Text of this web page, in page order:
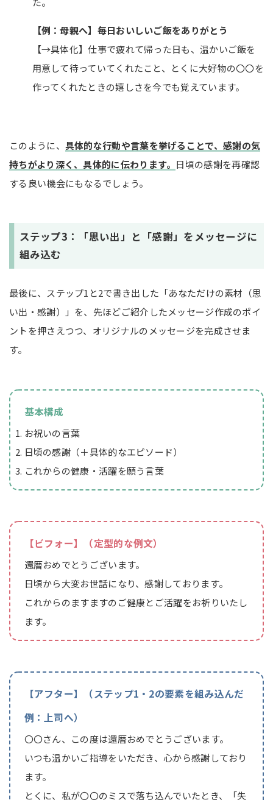
【例：母親へ】毎日おいしいご飯をありがとう
【→具体化】仕事で疲れて帰った日も、温かいご飯を
用意して待っていてくれたこと、とくに大好物の〇〇を
作ってくれたときの嬉しさを今でも覚えています。
このように、 具体的な行動や言葉を挙げることで、感謝の気
持ちがより深く、具体的に伝わります。 日頃の感謝を再確認
する良い機会にもなるでしょう。
ステップ3：「思い出」と「感謝」をメッセージに
組み込む
最後に、ステップ1と2で書き出した「あなただけの素材（思
い出・感謝）」を、先ほどご紹介したメッセージ作成のポイ
ントを押さえつつ、オリジナルのメッセージを完成させま
す。
基本構成
お祝いの言葉
日頃の感謝（＋具体的なエピソード）
これからの健康・活躍を願う言葉
【ビフォー】（定型的な例文）
還暦おめでとうございます。
日頃から大変お世話になり、感謝しております。
これからのますますのご健康とご活躍をお祈りいたし
ます。
【アフター】（ステップ1・2の要素を組み込んだ
例：上司へ）
〇〇さん、この度は還暦おめでとうございます。
いつも温かいご指導をいただき、心から感謝しており
ます。
とくに、私が〇〇のミスで落ち込んでいたとき、「失